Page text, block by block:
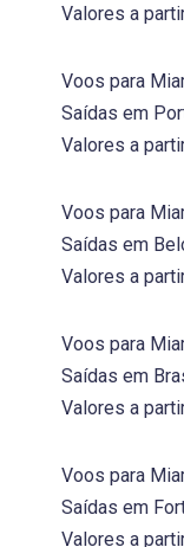
Valores a
Voos para
Saídas em
Valores a
Voos para
Saídas em
Valores a
Voos para
Saídas em
Valores a
Voos para
Saídas em
Valores a